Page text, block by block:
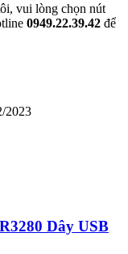
vui lòng chọn nút
0949.22.39.42 để
2023
Dây USB